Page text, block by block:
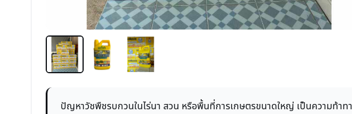
ปัญหาวัชพืชรบกวนในไร่นา สวน หรือพื้นที่การเกษตรขนาดใหญ่ เป็นความท้